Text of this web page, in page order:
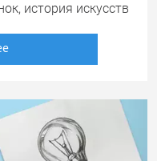
история искусств